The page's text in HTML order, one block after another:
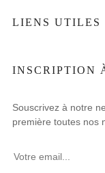
LIENS UTILES
INSCRIPTION
Souscrivez à notre
première toutes nos